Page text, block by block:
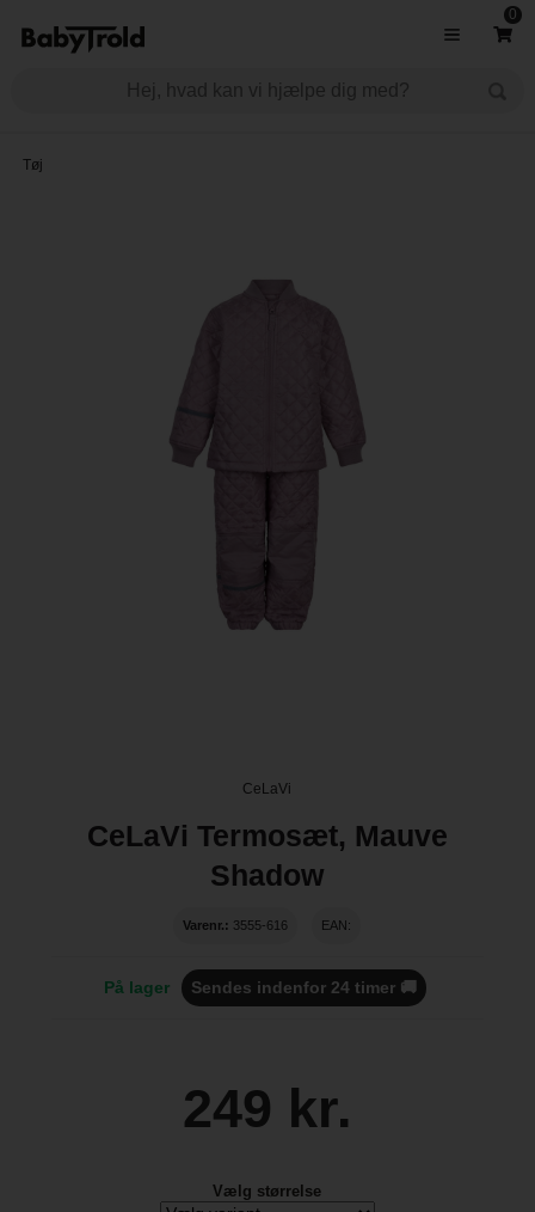
0
Tøj
CeLaVi
CeLaVi Termosæt, Mauve
Shadow
Varenr.: 3555-616 EAN:
På lager Sendes indenfor 24 timer 🚚
249 kr.
Vælg størrelse